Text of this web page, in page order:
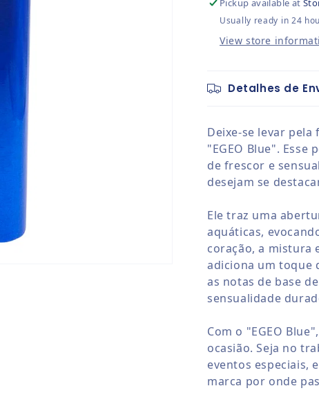
Pickup available at
Usually ready in 24
View store
Detalhes de
Deixe-se levar
"EGEO Blue".
de frescor e
desejam se
Ele traz uma
aquáticas,
coração, a mistura
adiciona um toque
as notas de base
sensualidade
Com o "EGEO
ocasião. Seja no
eventos especiais,
marca por onde